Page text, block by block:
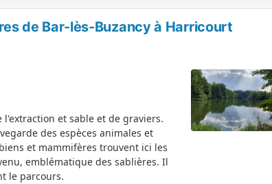
de Bar-lès-Buzancy à Harricourt
et sable et de graviers.
des espèces animales et
et mammifères trouvent ici les
emblématique des sablières. Il
le parcours.